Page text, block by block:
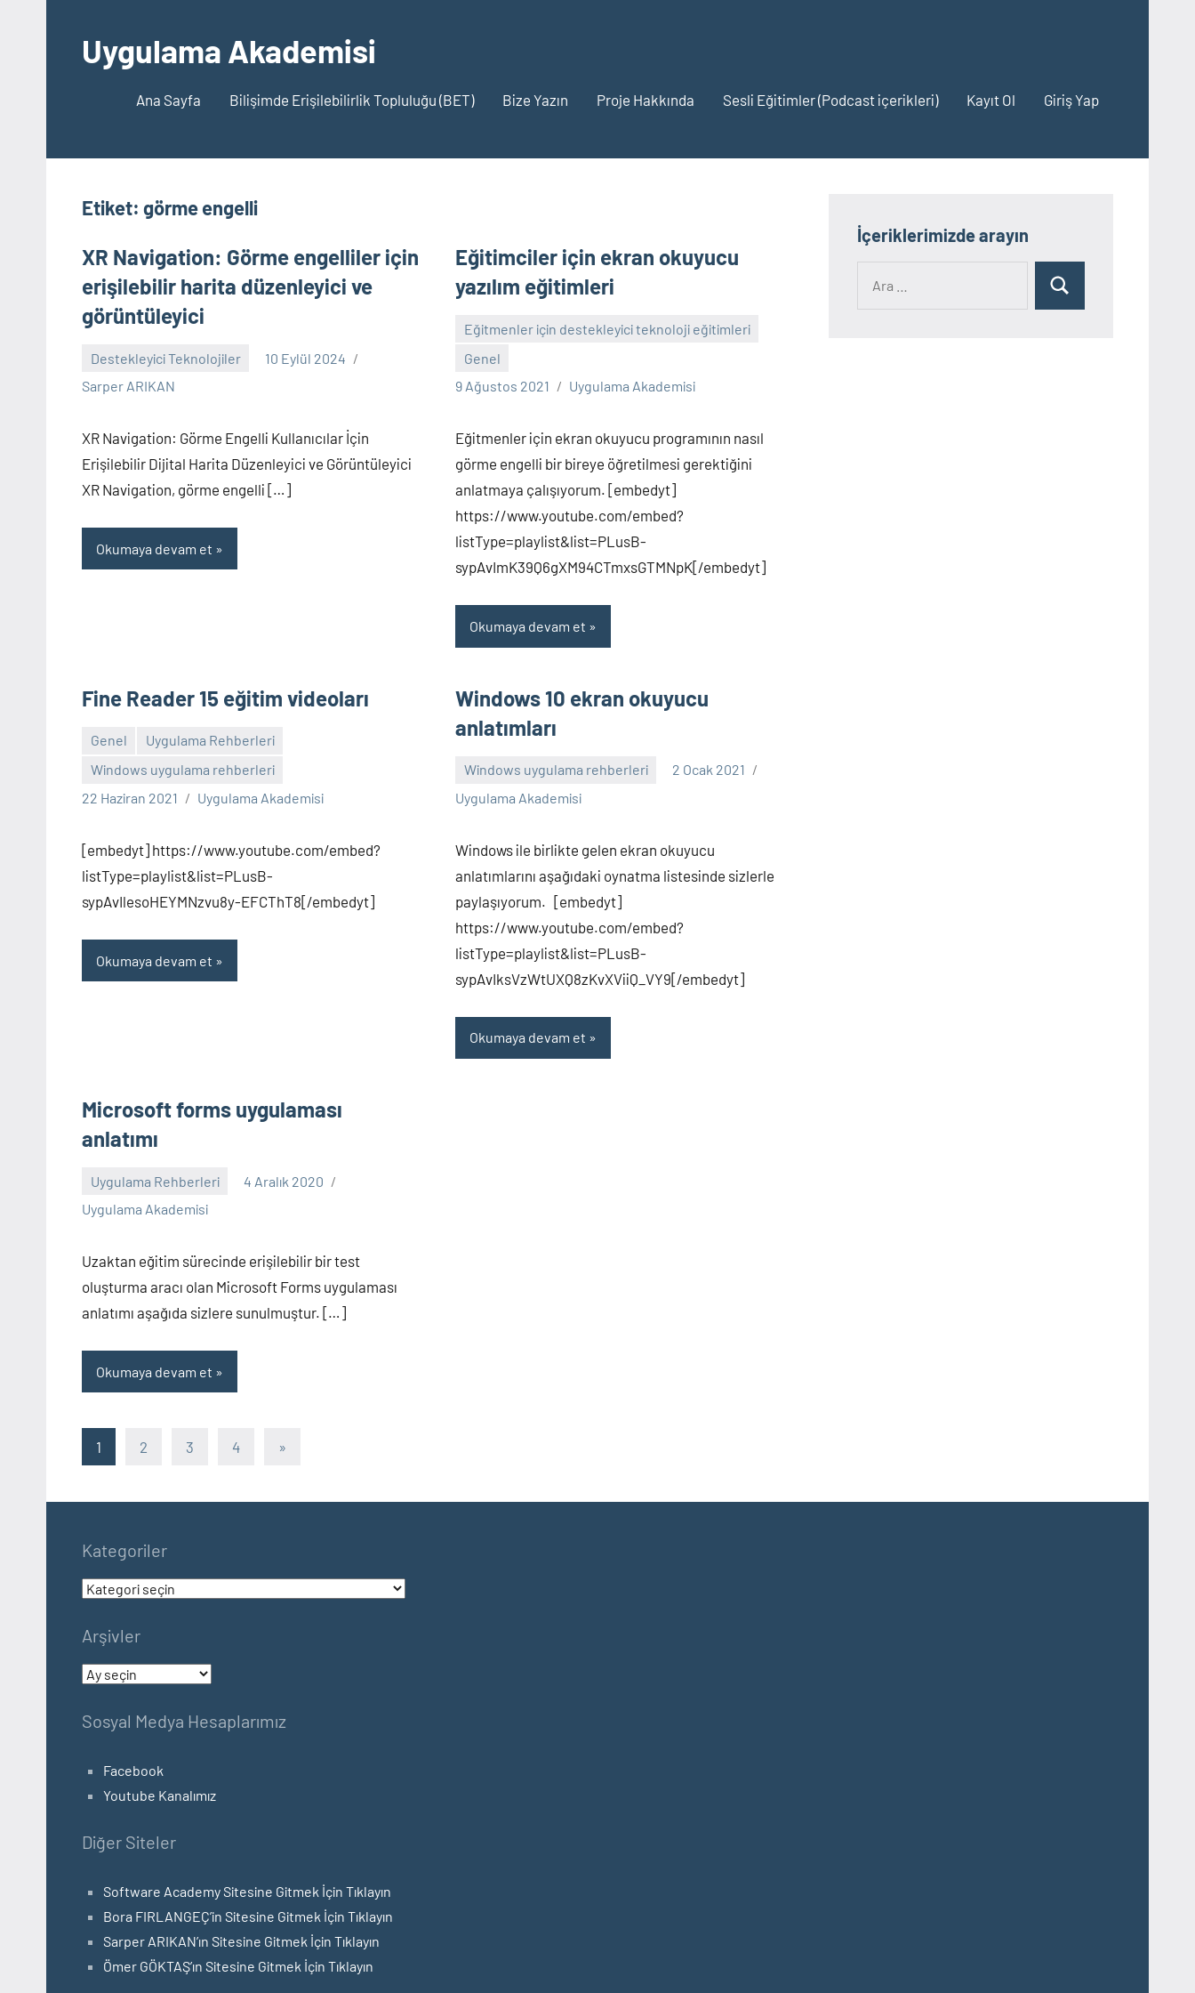
Uygulama Akademisi
Ana Sayfa Bilişimde Erişilebilirlik Topluluğu (BET) Bize Yazın Proje Hakkında Sesli Eğitimler (Podcast içerikleri) Kayıt Ol Giriş Yap
Etiket: görme engelli
XR Navigation: Görme engelliler için
erişilebilir harita düzenleyici ve
görüntüleyici
Destekleyici Teknolojiler
10 Eylül 2024
Sarper ARIKAN
Yorum
XR Navigation: Görme Engelli Kullanıcılar İçin
Erişilebilir Dijital Harita Düzenleyici ve Görüntüleyici
XR Navigation, görme engelli […]
Okumaya devam et
Eğitimciler için ekran okuyucu
yazılım eğitimleri
Eğitmenler için destekleyici teknoloji eğitimleri
Genel
9 Ağustos 2021
Uygulama Akademisi
Yorum
yapılmamış
Eğitmenler için ekran okuyucu programının nasıl
görme engelli bir bireye öğretilmesi gerektiğini
anlatmaya çalışıyorum. [embedyt]
https://www.youtube.com/embed?
listType=playlist&list=PLusB-
sypAvImK39Q6gXM94CTmxsGTMNpK[/embedyt]
Okumaya devam et
Fine Reader 15 eğitim videoları
Genel
Uygulama Rehberleri
Windows uygulama rehberleri
22 Haziran 2021
Uygulama Akademisi
Yorum
yapılmamış
[embedyt] https://www.youtube.com/embed?
listType=playlist&list=PLusB-
sypAvIlesoHEYMNzvu8y-EFCThT8[/embedyt]
Okumaya devam et
Windows 10 ekran okuyucu
anlatımları
Windows uygulama rehberleri
2 Ocak 2021
Uygulama Akademisi
Yorum
Windows ile birlikte gelen ekran okuyucu
anlatımlarını aşağıdaki oynatma listesinde sizlerle
paylaşıyorum. [embedyt]
https://www.youtube.com/embed?
listType=playlist&list=PLusB-
sypAvIksVzWtUXQ8zKvXViiQ_VY9[/embedyt]
Okumaya devam et
Microsoft forms uygulaması
anlatımı
Uygulama Rehberleri
4 Aralık 2020
Uygulama Akademisi
Yorum
Uzaktan eğitim sürecinde erişilebilir bir test
oluşturma aracı olan Microsoft Forms uygulaması
anlatımı aşağıda sizlere sunulmuştur. […]
Okumaya devam et
Yazı
1 2 3 4
Sonraki
»
İçeriklerimizde arayın
Ara
Kategoriler
Kategoriler
Arşivler
Arşivler
Sosyal Medya Hesaplarımız
Facebook
Youtube Kanalımız
Diğer Siteler
Software Academy Sitesine Gitmek İçin Tıklayın
Bora FIRLANGEÇ’in Sitesine Gitmek İçin Tıklayın
Sarper ARIKAN’ın Sitesine Gitmek İçin Tıklayın
Ömer GÖKTAŞ’ın Sitesine Gitmek İçin Tıklayın